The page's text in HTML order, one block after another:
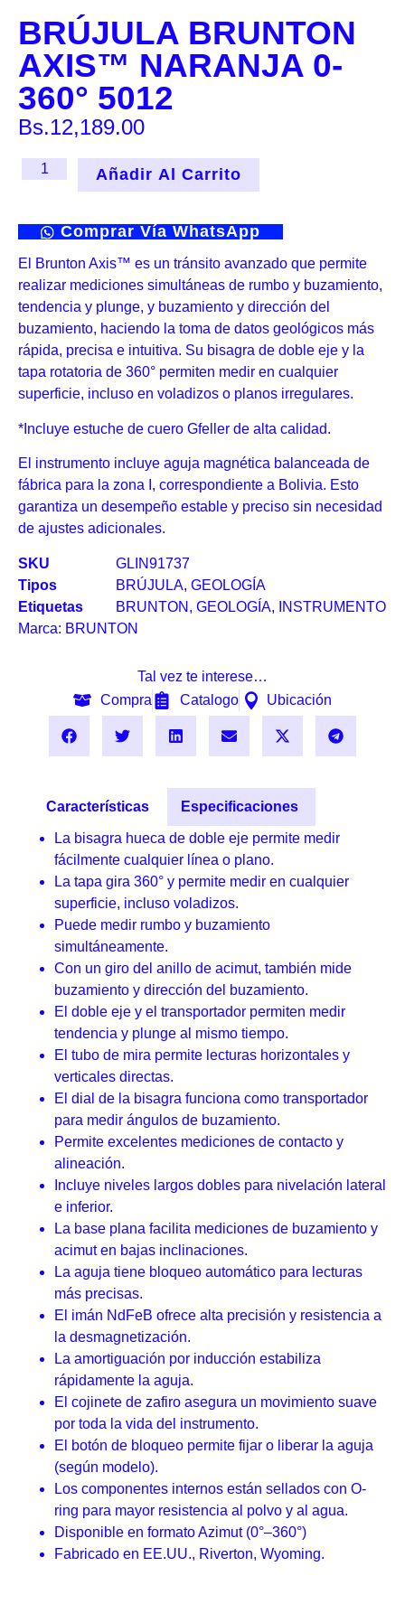
BRÚJULA BRUNTON
AXIS™ NARANJA 0-
360° 5012
Bs.12,189.00
Añadir Al Carrito
Comprar Vía WhatsApp
El Brunton Axis™ es un tránsito avanzado que permite
realizar mediciones simultáneas de rumbo y buzamiento,
tendencia y plunge, y buzamiento y dirección del
buzamiento, haciendo la toma de datos geológicos más
rápida, precisa e intuitiva. Su bisagra de doble eje y la
tapa rotatoria de 360° permiten medir en cualquier
superficie, incluso en voladizos o planos irregulares.
*Incluye estuche de cuero Gfeller de alta calidad.
El instrumento incluye aguja magnética balanceada de
fábrica para la zona I, correspondiente a Bolivia. Esto
garantiza un desempeño estable y preciso sin necesidad
de ajustes adicionales.
SKU
GLIN91737
Tipos
BRÚJULA, GEOLOGÍA
Etiquetas
BRUNTON , GEOLOGÍA,
INSTRUMENTO
Marca: BRUNTON
Tal vez te interese…
Compra
Catalogo Ubicación
Características Especificaciones
La bisagra hueca de doble eje permite medir
fácilmente cualquier línea o plano.
La tapa gira 360° y permite medir en cualquier
superficie, incluso voladizos.
Puede medir rumbo y buzamiento
simultáneamente.
Con un giro del anillo de acimut, también mide
buzamiento y dirección del buzamiento.
El doble eje y el transportador permiten medir
tendencia y plunge al mismo tiempo.
El tubo de mira permite lecturas horizontales y
verticales directas.
El dial de la bisagra funciona como transportador
para medir ángulos de buzamiento.
Permite excelentes mediciones de contacto y
alineación.
Incluye niveles largos dobles para nivelación lateral
e inferior.
La base plana facilita mediciones de buzamiento y
acimut en bajas inclinaciones.
La aguja tiene bloqueo automático para lecturas
más precisas.
El imán NdFeB ofrece alta precisión y resistencia a
la desmagnetización.
La amortiguación por inducción estabiliza
rápidamente la aguja.
El cojinete de zafiro asegura un movimiento suave
por toda la vida del instrumento.
El botón de bloqueo permite fijar o liberar la aguja
(según modelo).
Los componentes internos están sellados con O-
ring para mayor resistencia al polvo y al agua.
Disponible en formato Azimut (0°–360°)
Fabricado en EE.UU., Riverton, Wyoming.